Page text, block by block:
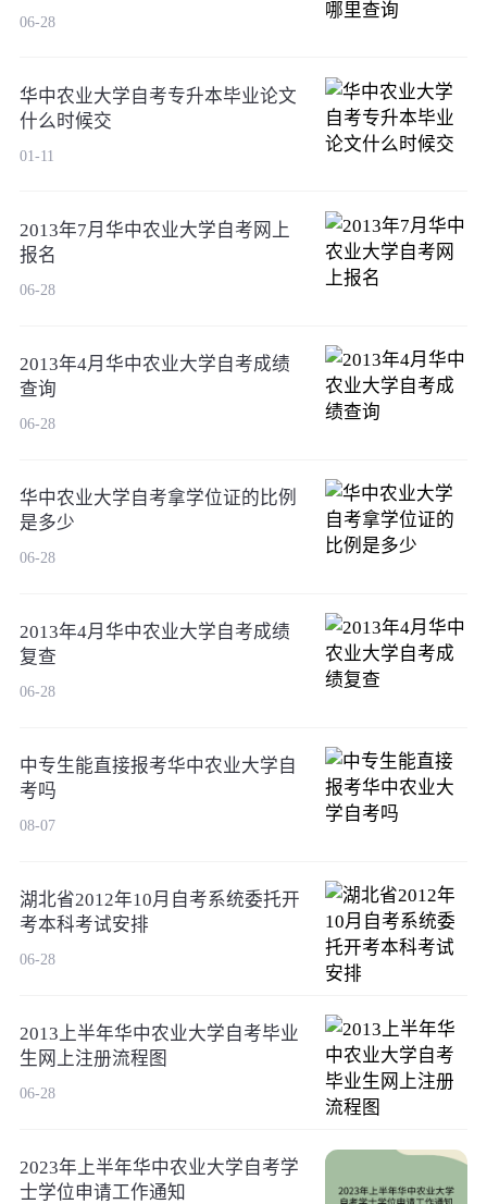
06-28
华中农业大学自考专升本毕业论文
什么时候交
01-11
2013年7月华中农业大学自考网上
报名
06-28
2013年4月华中农业大学自考成绩
查询
06-28
华中农业大学自考拿学位证的比例
是多少
06-28
2013年4月华中农业大学自考成绩
复查
06-28
中专生能直接报考华中农业大学自
考吗
08-07
湖北省2012年10月自考系统委托开
考本科考试安排
06-28
2013上半年华中农业大学自考毕业
生网上注册流程图
06-28
2023年上半年华中农业大学自考学
士学位申请工作通知